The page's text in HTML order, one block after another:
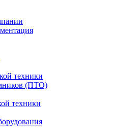
техники
(ПТО)
техники